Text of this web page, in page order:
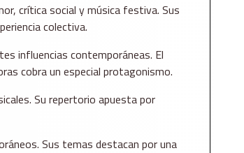
crítica social y música festiva. Sus
colectiva.
influencias contemporáneas. El
cobra un especial protagonismo.
Su repertorio apuesta por
Sus temas destacan por una